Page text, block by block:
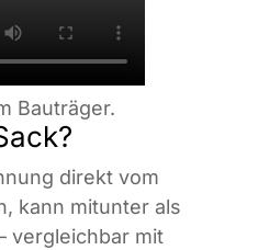
Bauträger.
direkt vom
kann mitunter als
vergleichbar mit